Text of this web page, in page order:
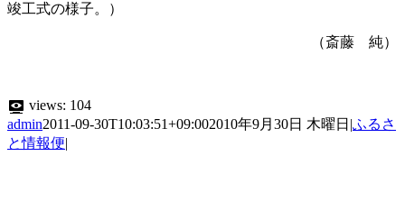
竣工式の様子。）
（斎藤 純）
views: 104
admin2011-09-30T10:03:51+09:002010年9月30日 木曜日 |ふるさ
と情報便|